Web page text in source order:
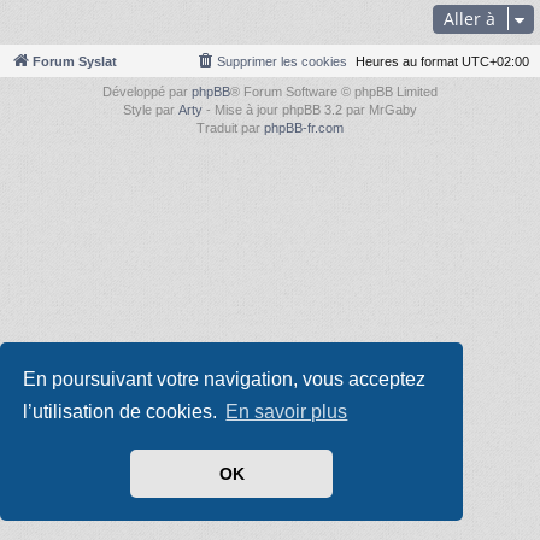
En poursuivant votre navigation, vous acceptez
l’utilisation de cookies. En savoir plus
OK
Aller à
Forum Syslat Heures au format UTC+02:00
Supprimer les cookies
Développé par phpBB® Forum Software © phpBB Limited
Style par Arty - Mise à jour phpBB 3.2 par MrGaby
Traduit par phpBB-fr.com